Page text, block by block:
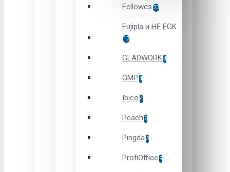
Fellowes 23
Fujipla и HF FGK
17
GLADWORK4
GMP 4
Ibico 4
Peach 6
Pingda 3
ProfiOffice 9